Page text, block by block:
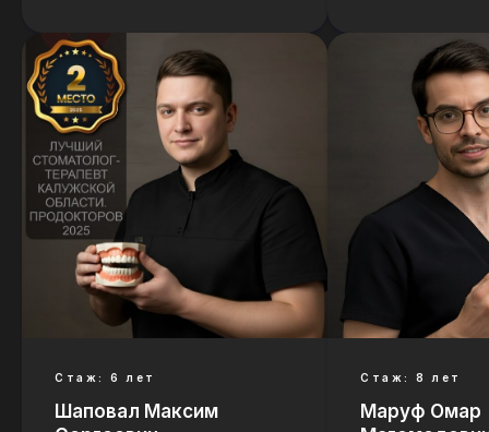
Стаж: 6 лет
Шаповал Максим
Стаж: 8 лет
Маруф Омар
Подробнее
Имплантация и
протезирование